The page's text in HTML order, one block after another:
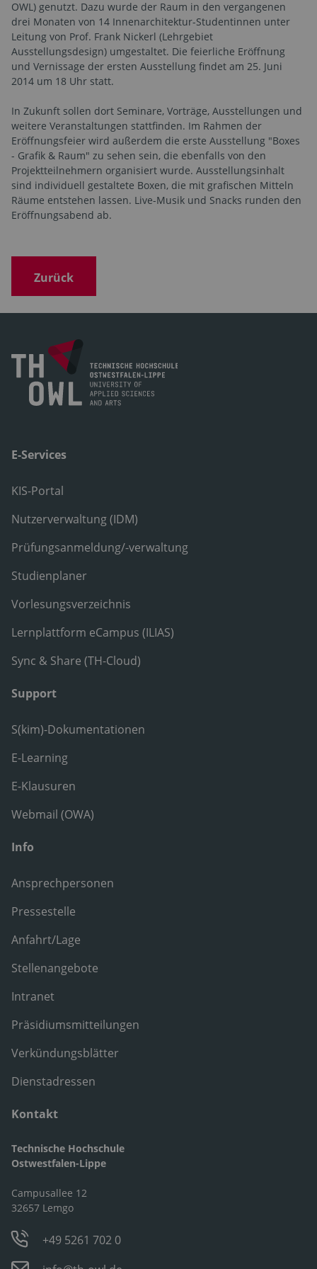
OWL) genutzt. Dazu wurde der Raum in den vergangenen
drei Monaten von 14 Innenarchitektur-Studentinnen unter
Leitung von Prof. Frank Nickerl (Lehrgebiet
Ausstellungsdesign) umgestaltet. Die feierliche Eröffnung
und Vernissage der ersten Ausstellung findet am 25. Juni
2014 um 18 Uhr statt.
In Zukunft sollen dort Seminare, Vorträge, Ausstellungen und
weitere Veranstaltungen stattfinden. Im Rahmen der
Eröffnungsfeier wird außerdem die erste Ausstellung "Boxes
- Grafik & Raum" zu sehen sein, die ebenfalls von den
Projektteilnehmern organisiert wurde. Ausstellungsinhalt
sind individuell gestaltete Boxen, die mit grafischen Mitteln
Räume entstehen lassen. Live-Musik und Snacks runden den
Eröffnungsabend ab.
Zurück
E-Services
KIS-Portal
Nutzerverwaltung (IDM)
Prüfungsanmeldung/-verwaltung
Studienplaner
Vorlesungsverzeichnis
Lernplattform eCampus (ILIAS)
Sync & Share (TH-Cloud)
Support
S(kim)-Dokumentationen
E-Learning
E-Klausuren
Webmail (OWA)
Info
Ansprechpersonen
Pressestelle
Anfahrt/Lage
Stellenangebote
Intranet
Präsidiumsmitteilungen
Verkündungsblätter
Dienstadressen
Kontakt
Technische Hochschule
Ostwestfalen-Lippe
Campusallee 12
32657 Lemgo
+49 5261 702 0